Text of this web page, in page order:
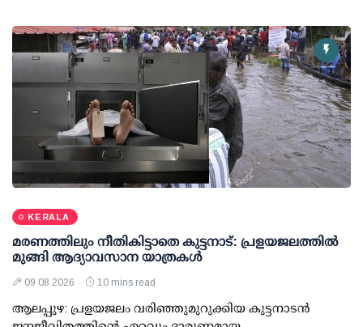
KERALA
മരണത്തിലും നീതികിട്ടാതെ കുട്ടനാട്: പ്രളയജലത്തില്‍
മുങ്ങി ആദ്യാവസാന യാത്രകള്‍
09 08 2026 10 mins read
ആലപ്പുഴ: പ്രളയജലം വരിഞ്ഞുമുറുക്കിയ കുട്ടനാടന്‍